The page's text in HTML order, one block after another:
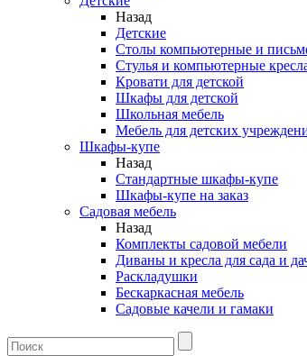
Назад
Детские
Столы компьютерные и
Стулья и компьютерные
Кровати для детской
Шкафы для детской
Школьная мебель
Мебель для детских
Шкафы-купе
Назад
Стандартные шкафы-купе
Шкафы-купе на заказ
Садовая мебель
Назад
Комплекты садовой мебели
Диваны и кресла для сада и
Раскладушки
Бескаркасная мебель
Садовые качели и гамаки